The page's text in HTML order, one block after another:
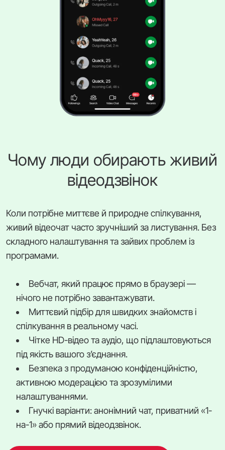
Чому люди обирають живий
відеодзвінок
Коли потрібне миттєве й природне спілкування,
живий відеочат часто зручніший за листування. Без
складного налаштування та зайвих проблем із
програмами.
Вебчат, який працює прямо в браузері —
нічого не потрібно завантажувати.
Миттєвий підбір для швидких знайомств і
спілкування в реальному часі.
Чітке HD-відео та аудіо, що підлаштовуються
під якість вашого з’єднання.
Безпека з продуманою конфіденційністю,
активною модерацією та зрозумілими
налаштуваннями.
Гнучкі варіанти: анонімний чат, приватний «1-
на-1» або прямий відеодзвінок.